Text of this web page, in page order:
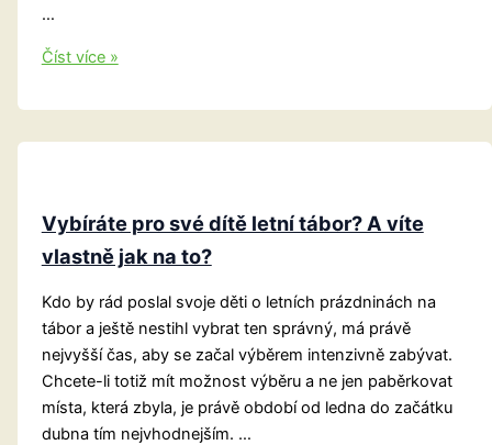
…
Jarní
o
Číst více »
Vybíráte pro své dítě letní tábor? A víte
vlastně jak na to?
Kdo by rád poslal svoje děti o letních prázdninách na
tábor a ještě nestihl vybrat ten správný, má právě
nejvyšší čas, aby se začal výběrem intenzivně zabývat.
Chcete-li totiž mít možnost výběru a ne jen paběrkovat
místa, která zbyla, je právě období od ledna do začátku
dubna tím nejvhodnejším. …